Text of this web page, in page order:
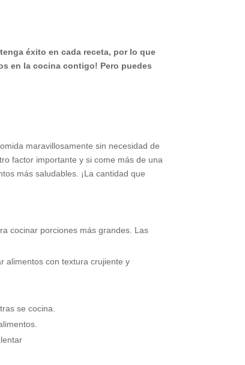
éxito en cada receta, por lo que
en la cocina contigo! Pero puedes
maravillosamente sin necesidad de
factor importante y si come más de una
más saludables. ¡La cantidad que
cocinar porciones más grandes. Las
alimentos con textura crujiente y
se cocina.